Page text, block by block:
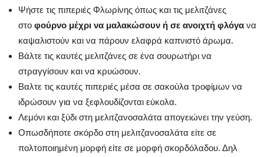
Ψήστε τις πιπεριές Φλωρίνης όπως και τις μελιτζάνες
στο φούρνο μέχρι να μαλακώσουν ή σε ανοιχτή φλόγα να
καψαλιστούν και να πάρουν ελαφρά καπνιστό άρωμα.
Βάλτε τις καυτές μελιτζάνες σε ένα σουρωτήρι να
στραγγίσουν και να κρυώσουν.
Βαλτε τις καυτές πιπεριές μέσα σε σακούλα τροφίμων να
ιδρώσουν για να ξεφλουδίζονται εύκολα.
Λεμόνι και ξύδι στη μελιτζανοσαλάτα απογειώνει την γεύση.
Οπωσδήποτε σκόρδο στη μελιτζανοσαλάτα είτε σε
πολτοποιημένη μορφή είτε σε μορφή σκορδόλαδου. Δηλ